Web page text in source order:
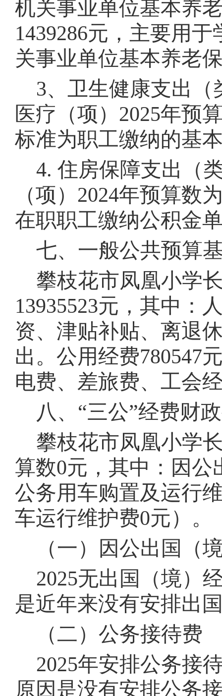
机关事业单位基本养
1439286元，主要用于
关事业单位基本养老
3、卫生健康支出
医疗（项）2025年预
标准为职工缴纳的基
4. 住房保障支出（
（项）2024年预算数
在职职工缴纳公积金
七、一般公共预算
攀枝花市凤凰小学
13935523元，其中：
资、津贴补贴、离退
出。 公用经费780547
电费、差旅费、工会
八、 “三公”经费财
攀枝花市凤凰小学
算数0元，其中：因公
公务用车购置及运行
车运行维护费0元）。
（一）因公出国（
2025无出国（境）
是近年来没有安排出
（二）公务接待费
2025年安排公务接
原因是没有安排公务